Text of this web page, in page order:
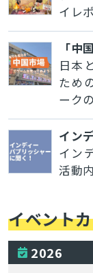
イレ
「中
日本
ため
ーク
イン
イン
活動
イベント
2026